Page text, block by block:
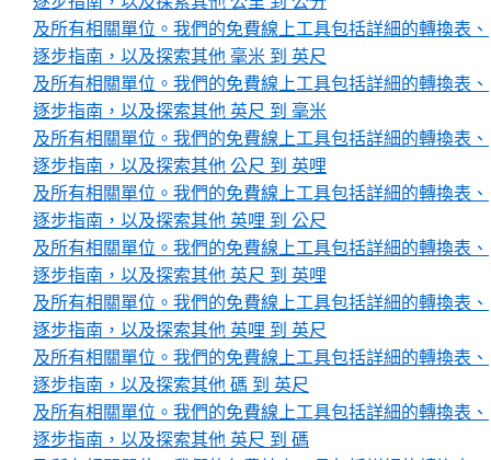
及所有相關單位。我們的免費線上工具包括詳細的轉換表、
逐步指南，以及探索其他 毫米 到 英尺
及所有相關單位。我們的免費線上工具包括詳細的轉換表、
逐步指南，以及探索其他 英尺 到 毫米
及所有相關單位。我們的免費線上工具包括詳細的轉換表、
逐步指南，以及探索其他 公尺 到 英哩
及所有相關單位。我們的免費線上工具包括詳細的轉換表、
逐步指南，以及探索其他 英哩 到 公尺
及所有相關單位。我們的免費線上工具包括詳細的轉換表、
逐步指南，以及探索其他 英尺 到 英哩
及所有相關單位。我們的免費線上工具包括詳細的轉換表、
逐步指南，以及探索其他 英哩 到 英尺
及所有相關單位。我們的免費線上工具包括詳細的轉換表、
逐步指南，以及探索其他 碼 到 英尺
及所有相關單位。我們的免費線上工具包括詳細的轉換表、
逐步指南，以及探索其他 英尺 到 碼